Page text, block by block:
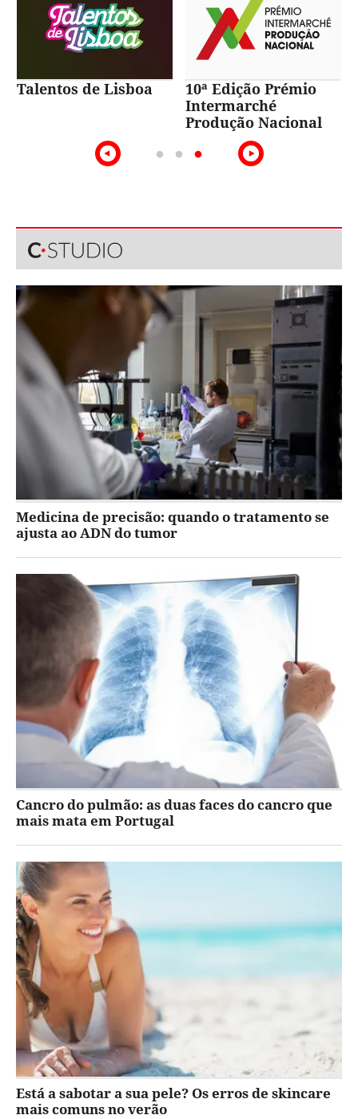
Talentos de Lisboa
10ª Edição Prémio
Intermarché
Produção Nacional
Medicina de precisão: quando o tratamento se
ajusta ao ADN do tumor
Cancro do pulmão: as duas faces do cancro que
mais mata em Portugal
Está a sabotar a sua pele? Os erros de skincare
mais comuns no verão